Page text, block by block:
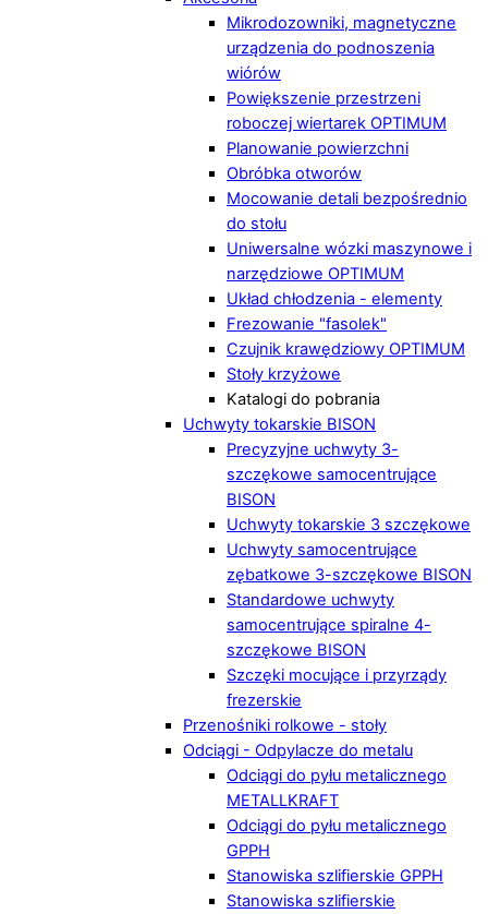
Mikrodozowniki, magnetyczne
urządzenia do podnoszenia
wiórów
Powiększenie przestrzeni
roboczej wiertarek OPTIMUM
Planowanie powierzchni
Obróbka otworów
Mocowanie detali bezpośrednio
do stołu
Uniwersalne wózki maszynowe i
narzędziowe OPTIMUM
Układ chłodzenia - elementy
Frezowanie "fasolek"
Czujnik krawędziowy OPTIMUM
Stoły krzyżowe
Katalogi do pobrania
Uchwyty tokarskie BISON
Precyzyjne uchwyty 3-
szczękowe samocentrujące
BISON
Uchwyty tokarskie 3 szczękowe
Uchwyty samocentrujące
zębatkowe 3-szczękowe BISON
Standardowe uchwyty
samocentrujące spiralne 4-
szczękowe BISON
Szczęki mocujące i przyrządy
frezerskie
Przenośniki rolkowe - stoły
Odciągi - Odpylacze do metalu
Odciągi do pyłu metalicznego
METALLKRAFT
Odciągi do pyłu metalicznego
GPPH
Stanowiska szlifierskie GPPH
Stanowiska szlifierskie